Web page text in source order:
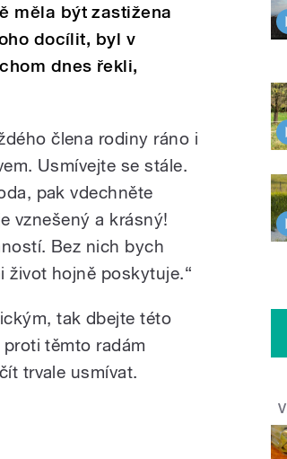
měla být zastižena
docílit, byl v
dnes řekli,
člena rodiny ráno i
Usmívejte se stále.
pak vdechněte
vznešený a krásný!
Bez nich bych
život hojně poskytuje.“
tak dbejte této
těmto radám
trvale usmívat.